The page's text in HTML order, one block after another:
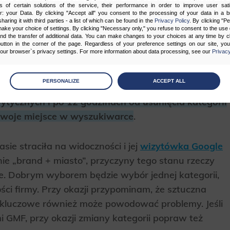
of certain solutions of the service, their performance in order to improve user
your Data. By clicking "Accept all" you consent to the processing of your data in a
it with third parties - a list of which can be found in the Privacy Policy. By clicking
your choice of settings. By clicking "Necessary only," you refuse to consent to the use
the transfer of additional data. You can make changes to your choices at any time by
in the corner of the page. Regardless of your preference settings on our site,
browser`s privacy settings. For more information about data processing, see our
preferences
the consents of your choice
functions such as site navigation and access to specific areas of the website. The website cannot
this group.
used to personalize your use of our website and to remember choices you make while using our
may use functional cookies to remember your language preferences or to remember your login
to use the site.
PERSONALIZE ACCEPT ALL
przekroczenia liczby kategorii –
i główną z nich była „agencja
wyboru zbieżnych z działalnością firmy
ważność publikowanych przez nich
i po 12 godzinach od usunięcia kategorii
miejsce w wyszukiwarce.
straciła na widoczności i jej wizytówka Google
„brand + miasto”, przyczyny tego stanu rzeczy
Dobrym wyborem będzie wybór jednej kategorii,
firmy. Przy okazji przypominam, że sztuczna
również może powodować problemy. Jeśli
przy okazji zmiany kategorii popraw też